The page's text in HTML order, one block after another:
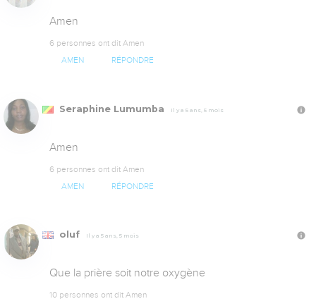
Amen
6 personnes ont dit Amen
AMEN RÉPONDRE
Seraphine Lumumba Il y a 5 ans, 5 mois
Amen
6 personnes ont dit Amen
AMEN RÉPONDRE
oluf Il y a 5 ans, 5 mois
Que la prière soit notre oxygène
10 personnes ont dit Amen